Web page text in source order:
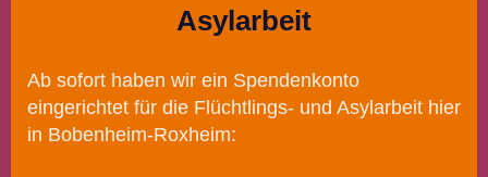
Asylarbeit
Ab sofort haben wir ein Spendenkonto
eingerichtet für die Flüchtlings- und Asylarbeit hier
in Bobenheim-Roxheim: